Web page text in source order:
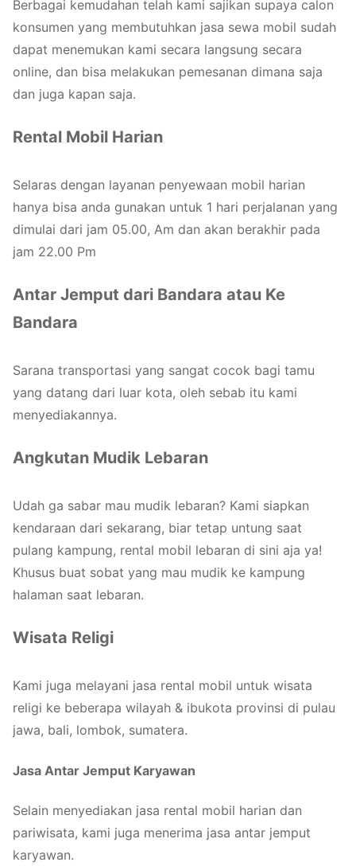
Berbagai kemudahan telah kami sajikan supaya calon
konsumen yang membutuhkan jasa sewa mobil sudah
dapat menemukan kami secara langsung secara
online, dan bisa melakukan pemesanan dimana saja
dan juga kapan saja.
Rental Mobil Harian
Selaras dengan layanan penyewaan mobil harian
hanya bisa anda gunakan untuk 1 hari perjalanan yang
dimulai dari jam 05.00, Am dan akan berakhir pada
jam 22.00 Pm
Antar Jemput dari Bandara atau Ke
Bandara
Sarana transportasi yang sangat cocok bagi tamu
yang datang dari luar kota, oleh sebab itu kami
menyediakannya.
Angkutan Mudik Lebaran
Udah ga sabar mau mudik lebaran? Kami siapkan
kendaraan dari sekarang, biar tetap untung saat
pulang kampung, rental mobil lebaran di sini aja ya!
Khusus buat sobat yang mau mudik ke kampung
halaman saat lebaran.
Wisata Religi
Kami juga melayani jasa rental mobil untuk wisata
religi ke beberapa wilayah & ibukota provinsi di pulau
jawa, bali, lombok, sumatera.
Jasa Antar Jemput Karyawan
Selain menyediakan jasa rental mobil harian dan
pariwisata, kami juga menerima jasa antar jemput
karyawan.